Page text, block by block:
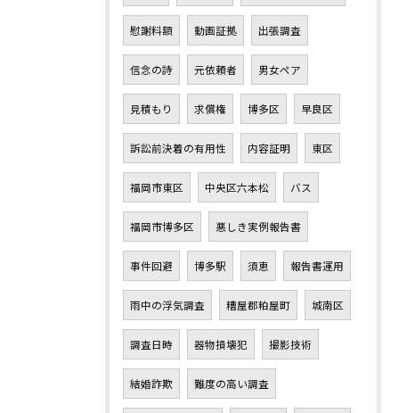
慰謝料額 動画証拠 出張調査
信念の詩 元依頼者 男女ペア
見積もり 求償権 博多区 早良区
訴訟前決着の有用性 内容証明 東区
福岡市東区 中央区六本松 バス
福岡市博多区 悪しき実例報告書
事件回避 博多駅 須恵 報告書運用
雨中の浮気調査 糟屋郡粕屋町 城南区
調査日時 器物損壊犯 撮影技術
結婚詐欺 難度の高い調査